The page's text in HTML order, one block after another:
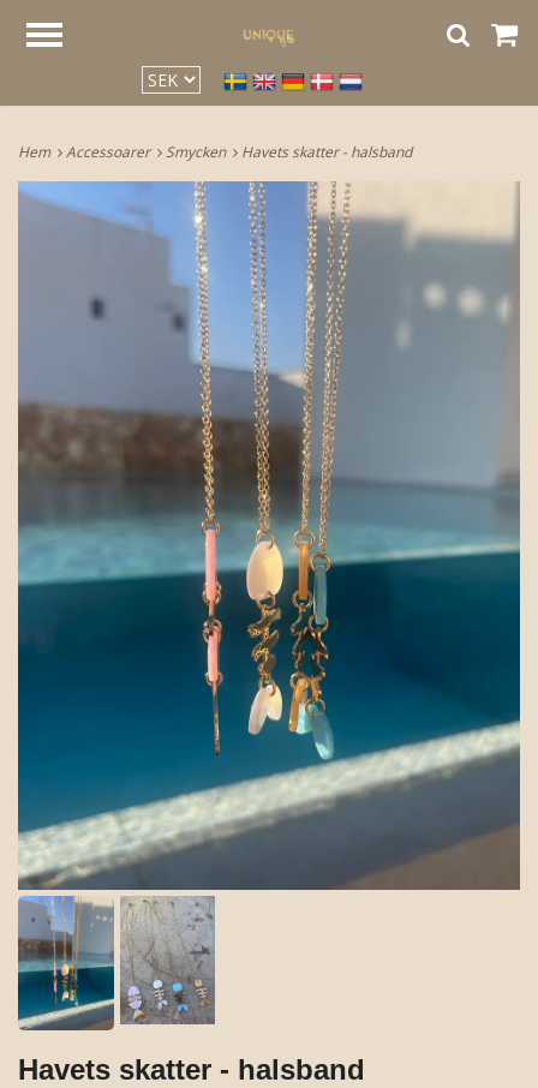
Hem Accessoarer Smycken Havets skatter - halsband
Havets skatter - halsband